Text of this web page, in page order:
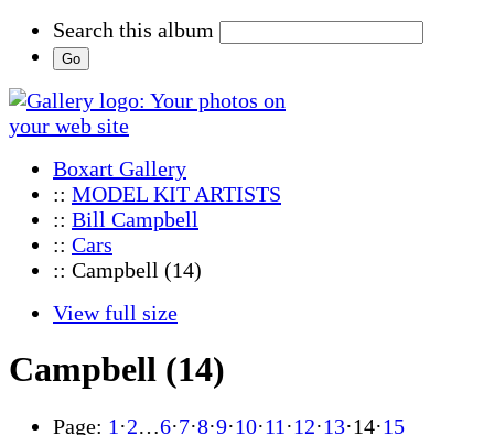
Search this album
Boxart Gallery
:: MODEL KIT ARTISTS
:: Bill Campbell
:: Cars
:: Campbell (14)
View full size
Campbell (14)
Page: 1 ·2…6·7·8·9·10·11 ·12·13·14·15